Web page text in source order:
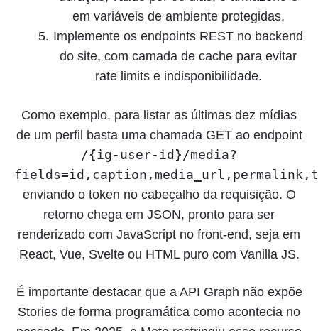
em variáveis de ambiente protegidas.
Implemente os endpoints REST no backend
do site, com camada de cache para evitar
rate limits e indisponibilidade.
Como exemplo, para listar as últimas dez mídias
de um perfil basta uma chamada GET ao endpoint
/{ig-user-id}/media?
enviando o token no cabeçalho da requisição. O
retorno chega em JSON, pronto para ser
renderizado com JavaScript no front-end, seja em
React, Vue, Svelte ou HTML puro com Vanilla JS.
É importante destacar que a API Graph não expõe
Stories de forma programática como acontecia no